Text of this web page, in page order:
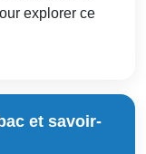
explorer ce
et savoir-